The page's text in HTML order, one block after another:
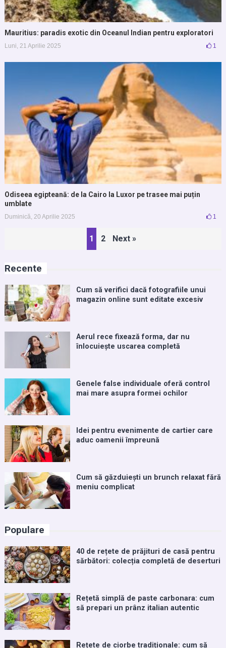
Mauritius: paradis exotic din Oceanul Indian pentru exploratori
Luni, 21 Aprilie 2025 1
Odiseea egipteană: de la Cairo la Luxor pe trasee mai puțin
umblate
Duminică, 20 Aprilie 2025 1
1 2 Next »
Recente
Cum să verifici dacă fotografiile unui
magazin online sunt editate excesiv
Aerul rece fixează forma, dar nu
înlocuiește uscarea completă
Genele false individuale oferă control
mai mare asupra formei ochilor
Idei pentru evenimente de cartier care
aduc oamenii împreună
Cum să găzduiești un brunch relaxat fără
meniu complicat
Populare
40 de rețete de prăjituri de casă pentru
sărbători: colecția completă de deserturi
Rețetă simplă de paste carbonara: cum
să prepari un prânz italian autentic
Rețete de ciorbe tradiționale: cum să